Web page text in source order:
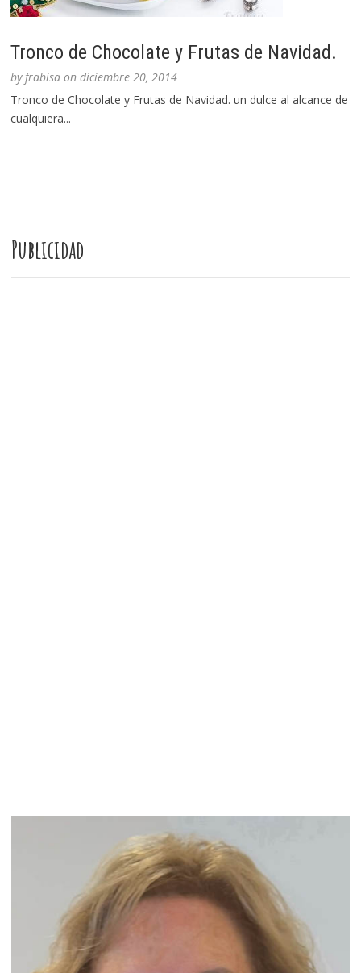
Tronco de Chocolate y Frutas de Navidad.
byfrabisa ondiciembre 20, 2014
Tronco de Chocolate y Frutas de Navidad. un dulce al alcance de
cualquiera...
Publicidad